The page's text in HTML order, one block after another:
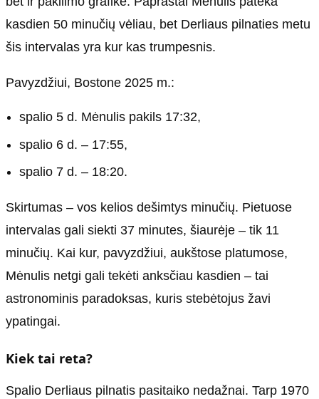
kasdien 50 minučių vėliau, bet Derliaus pilnaties metu
šis intervalas yra kur kas trumpesnis.
Pavyzdžiui, Bostone 2025 m.:
spalio 5 d. Mėnulis pakils 17:32,
spalio 6 d. – 17:55,
spalio 7 d. – 18:20.
Skirtumas – vos kelios dešimtys minučių. Pietuose
intervalas gali siekti 37 minutes, šiaurėje – tik 11
minučių. Kai kur, pavyzdžiui, aukštose platumose,
Mėnulis netgi gali tekėti anksčiau kasdien – tai
astronominis paradoksas, kuris stebėtojus žavi
ypatingai.
Kiek tai reta?
Spalio Derliaus pilnatis pasitaiko nedažnai. Tarp 1970